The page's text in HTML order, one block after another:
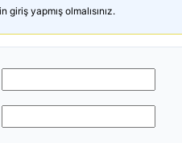
yapmış olmalısınız.